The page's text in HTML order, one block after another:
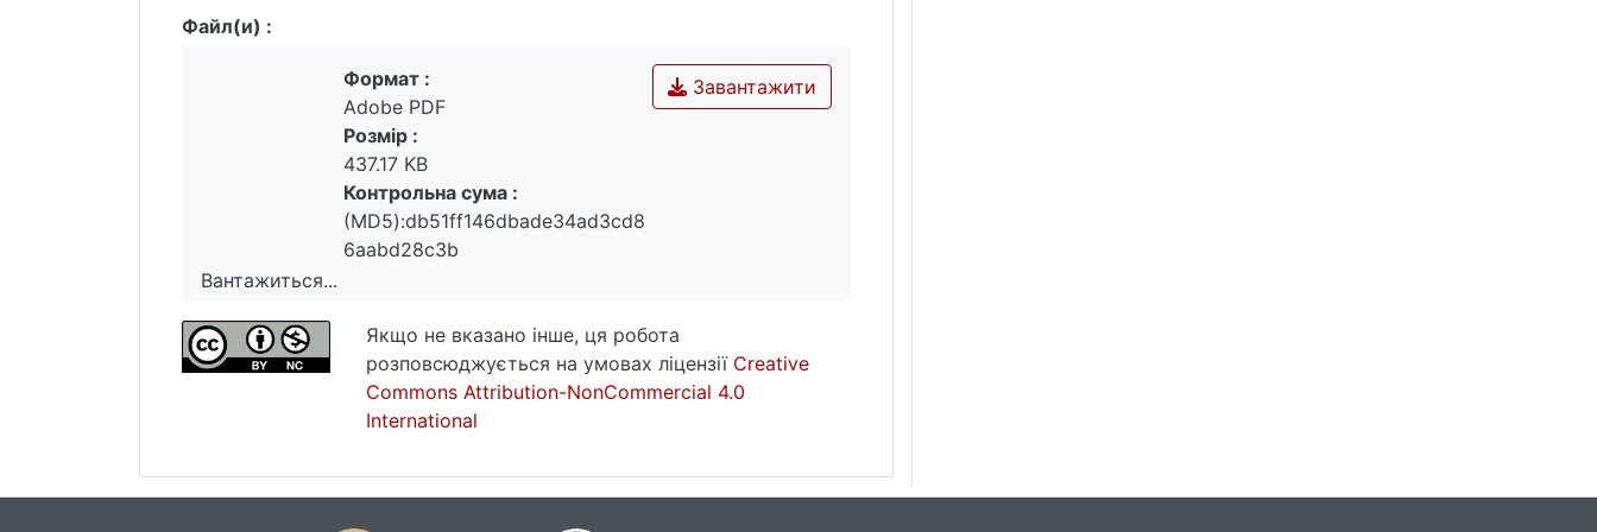
Файл(и) :
Вантажиться...
Вантажиться...
Завантажити
Формат :
Adobe PDF
Розмір :
437.17 KB
Контрольна сума :
(MD5):db51ff146dbade34ad3cd8
6aabd28c3b
Якщо не вказано інше, ця робота
розповсюджується на умовах ліцензії Creative
Commons Attribution-NonCommercial 4.0
International